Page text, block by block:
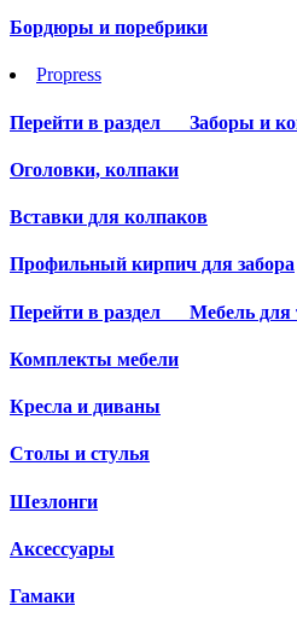
Бордюры и поребрики
Propress
Перейти в раздел Заборы и
Оголовки, колпаки
Вставки для колпаков
Профильный кирпич для забора
Перейти в раздел Мебель для
Комплекты мебели
Кресла и диваны
Столы и стулья
Шезлонги
Аксессуары
Гамаки